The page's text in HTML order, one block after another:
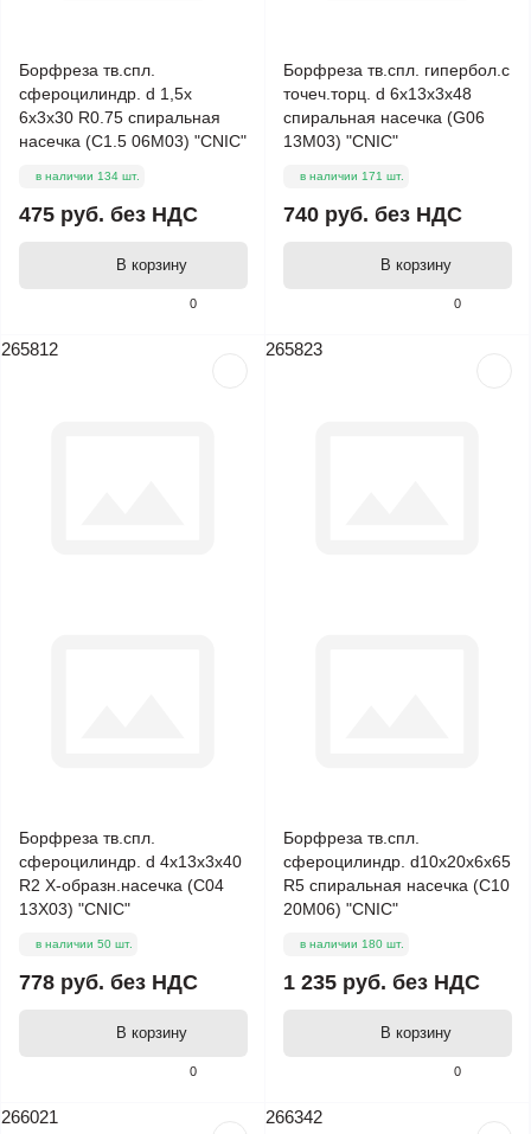
0
Борфреза тв.спл.
сфероцилиндр. d 1,5х
6х3х30 R0.75 спиральная
насечка (C1.5 06М03) "CNIC"
в наличии 134 шт.
475 руб. без НДС
В корзину
0
Борфреза тв.спл. гипербол.с
точеч.торц. d 6х13х3х48
спиральная насечка (G06
13М03) "CNIC"
в наличии 171 шт.
740 руб. без НДС
В корзину
265812
0
Борфреза тв.спл.
сфероцилиндр. d 4х13х3х40
R2 Х-образн.насечка (C04
13Х03) "CNIC"
в наличии 50 шт.
778 руб. без НДС
В корзину
265823
0
Борфреза тв.спл.
сфероцилиндр. d10х20х6х65
R5 спиральная насечка (C10
20М06) "CNIC"
в наличии 180 шт.
1 235 руб. без НДС
В корзину
266021 266342